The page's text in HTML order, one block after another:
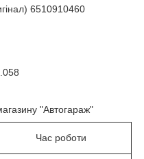
6510910460
"Автогараж"
Час роботи